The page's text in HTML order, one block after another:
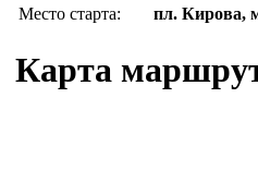
Место старта:
пл. Кирова,
Карта